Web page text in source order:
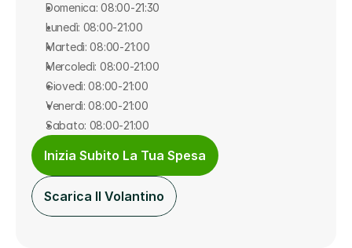
Domenica: 08:00-21:30
Lunedì: 08:00-21:00
Martedì: 08:00-21:00
Mercoledì: 08:00-21:00
Giovedì: 08:00-21:00
Venerdì: 08:00-21:00
Sabato: 08:00-21:00
Inizia Subito La Tua Spesa
Scarica Il Volantino